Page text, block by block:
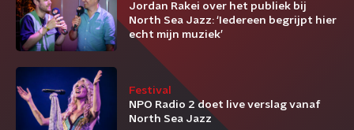
Jordan Rakei over het publiek bij
North Sea Jazz: ‘Iedereen begrijpt hier
echt mijn muziek’
Festival
NPO Radio 2 doet live verslag vanaf
North Sea Jazz